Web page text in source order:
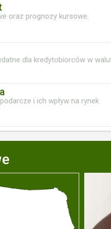
oraz prognozy kursowe.
dla kredytobiorców w
i ich wpływ na rynek